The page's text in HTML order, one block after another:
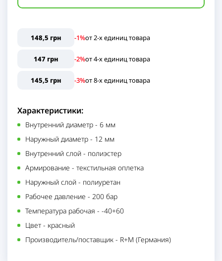
148,5 грн -1%от2-х едиництовара
147 грн -2%от4-х едиництовара
145,5 грн -3%от8-х едиництовара
Характеристики:
Внутренний диаметр - 6 мм
Наружный диаметр - 12 мм
Внутренний слой - полиэстер
Армирование - текстильная оплетка
Наружный слой - полиуретан
Рабочее давление - 200 бар
Температура рабочая - -40+60
Цвет - красный
Производитель/поставщик - R+M (Германия)